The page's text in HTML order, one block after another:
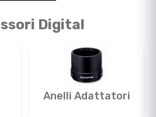
Digital
Anelli Adattatori